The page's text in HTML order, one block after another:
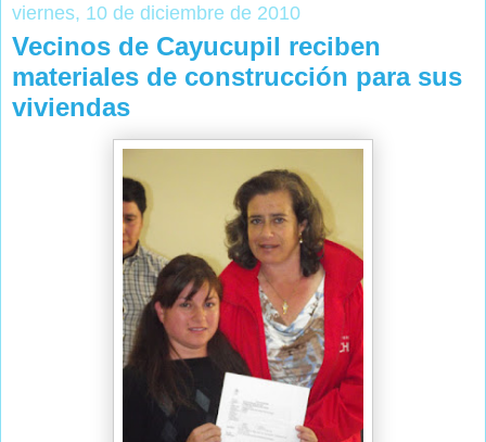
viernes, 10 de diciembre de 2010
Vecinos de Cayucupil reciben
materiales de construcción para sus
viviendas